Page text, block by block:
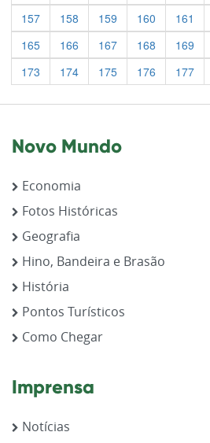
157 158 159 160 161
165
166 167 168 169
173
174 175 176 177
Novo Mundo
Economia
Fotos Históricas
Geografia
Hino, Bandeira e Brasão
História
Pontos Turísticos
Como Chegar
Imprensa
Notícias